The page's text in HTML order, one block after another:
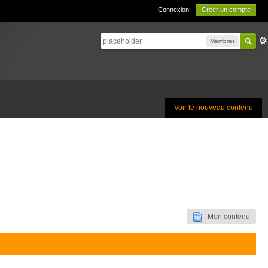
Connexion Créer un compte
Membres
Voir le nouveau contenu
Mon contenu